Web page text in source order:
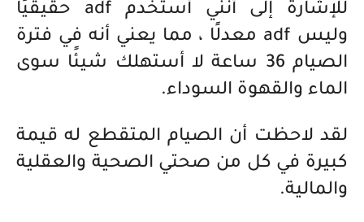
للإشارة إلى أنني أستخدم adf حقيقيًا
وليس adf معدلًا ، مما يعني أنه في فترة
الصيام 36 ساعة لا أستهلك شيئًا سوى
الماء والقهوة السوداء.
لقد لاحظت أن الصيام المتقطع له قيمة
كبيرة في كل من صحتي الصحية والعقلية
والمالية.